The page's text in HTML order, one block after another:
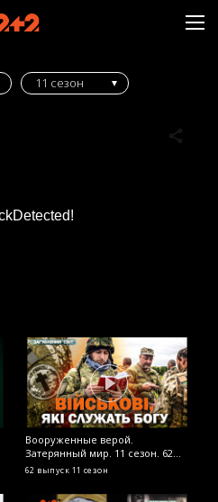
11 сезон
Вооруженные верой.
Затерянный мир. 11 сезон. 62
выпуск
62 выпуск 11 сезон